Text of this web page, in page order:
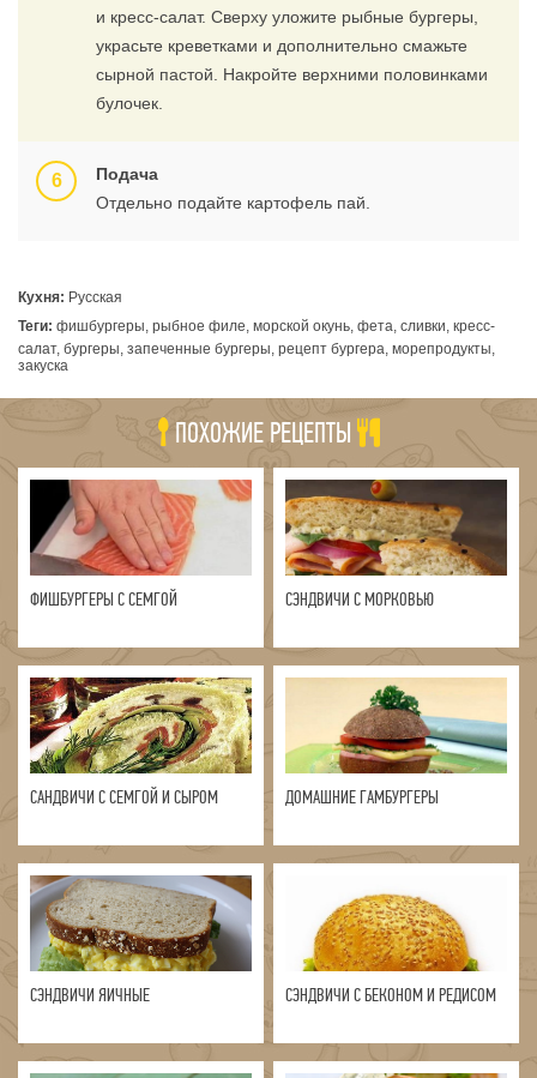
и кресс-салат. Сверху уложите рыбные бургеры,
украсьте креветками и дополнительно смажьте
сырной пастой. Накройте верхними половинками
булочек.
Подача
Отдельно подайте картофель пай.
Кухня: Русская
Теги: фишбургеры, рыбное филе, морской окунь, фета, сливки, кресс-
салат, бургеры, запеченные бургеры, рецепт бургера, морепродукты,
закуска
ПОХОЖИЕ РЕЦЕПТЫ
ФИШБУРГЕРЫ С СЕМГОЙ СЭНДВИЧИ С МОРКОВЬЮ
САНДВИЧИ С СЕМГОЙ И СЫРОМ ДОМАШНИЕ ГАМБУРГЕРЫ
СЭНДВИЧИ ЯИЧНЫЕ СЭНДВИЧИ С БЕКОНОМ И РЕДИСОМ